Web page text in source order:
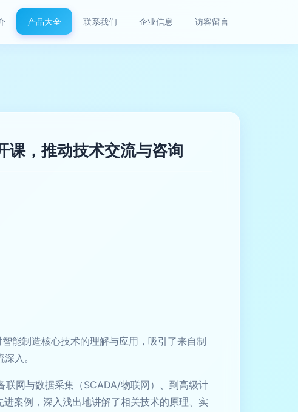
产品大全 联系我们 企业信息 访客留言
课，推动技术交流与咨询
能制造核心技术的理解与应用，吸引了来自制
入。
网与数据采集（SCADA/物联网）、到高级计
案例，深入浅出地讲解了相关技术的原理、实